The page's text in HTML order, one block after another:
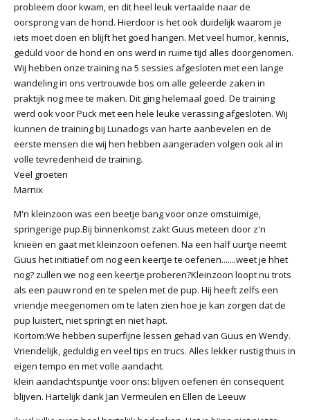
probleem door kwam, en dit heel leuk vertaalde naar de
oorsprong van de hond. Hierdoor is het ook duidelijk waarom je
iets moet doen en blijft het goed hangen. Met veel humor, kennis,
geduld voor de hond en ons werd in ruime tijd alles doorgenomen.
Wij hebben onze training na 5 sessies afgesloten met een lange
wandeling in ons vertrouwde bos om alle geleerde zaken in
praktijk nog mee te maken. Dit ging helemaal goed. De training
werd ook voor Puck met een hele leuke verassing afgesloten. Wij
kunnen de training bij Lunadogs van harte aanbevelen en de
eerste mensen die wij hen hebben aangeraden volgen ook al in
volle tevredenheid de training.
Veel groeten
Marnix
M'n kleinzoon was een beetje bang voor onze omstuimige,
springerige pup.Bij binnenkomst zakt Guus meteen door z'n
knieën en gaat met kleinzoon oefenen. Na een half uurtje neemt
Guus het initiatief om nog een keertje te oefenen.......weet je hhet
nog? zullen we nog een keertje proberen?Kleinzoon loopt nu trots
als een pauw rond en te spelen met de pup. Hij heeft zelfs een
vriendje meegenomen om te laten zien hoe je kan zorgen dat de
pup luistert, niet springt en niet hapt.
Kortom:We hebben superfijne lessen gehad van Guus en Wendy.
Vriendelijk, geduldig en veel tips en trucs. Alles lekker rustig thuis in
eigen tempo en met volle aandacht.
klein aandachtspuntje voor ons: blijven oefenen én consequent
blijven. Hartelijk dank Jan Vermeulen en Ellen de Leeuw